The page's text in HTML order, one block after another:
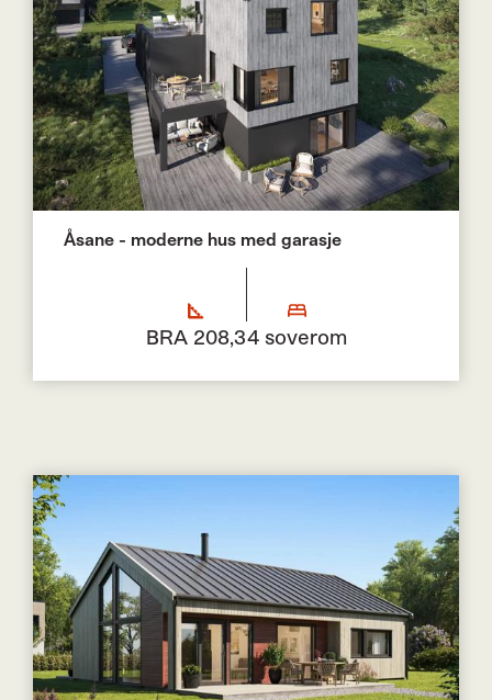
Åsane - moderne hus med garasje
BRA 208,34 soverom